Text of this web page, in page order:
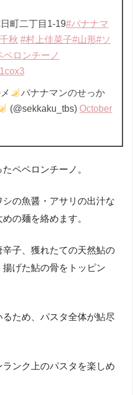
町二丁目1-19#バナナマ
秋 #村上佳菜子#山形#ソ
ロンチーノ
バナナマンのせっか
(@sekkaku_tbs) October
ペペロンチーノ。
の魚醤・アサリの出汁な
の麺を絡めます。
子、獲れたての天然鮎の
げた鮎の骨をトッピン
ため、パスタ全体が鮎尽
ンク上のパスタを楽しめ